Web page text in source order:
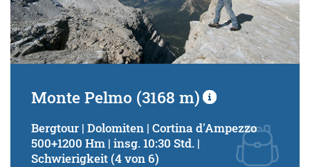
Monte Pelmo (3168 m)
Bergtour | Dolomiten | Cortina d'Ampezzo
500+1200 Hm | insg. 10:30 Std. |
Schwierigkeit (4 von 6)